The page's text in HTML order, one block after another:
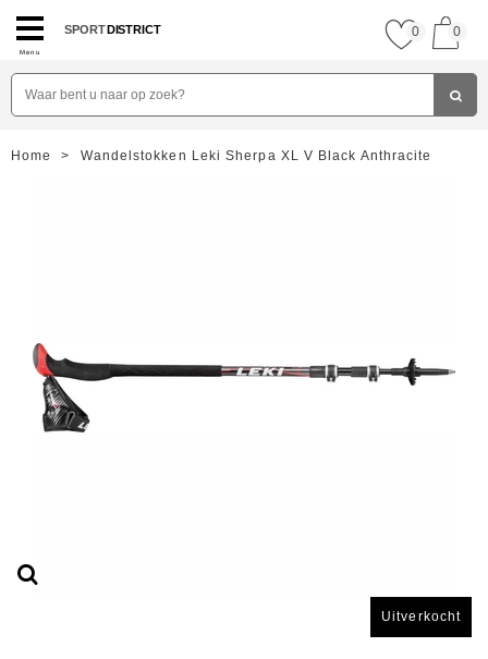
Menu
SPORTDISTRICT 0 0
Home > Wandelstokken Leki Sherpa XL V Black Anthracite
Uitverkocht